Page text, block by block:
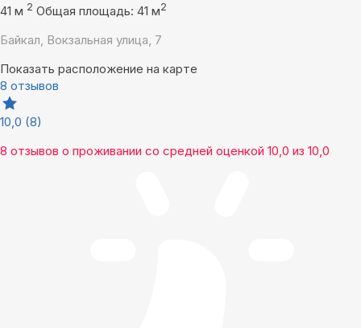
41 м 2 Общая площадь: 41 м2
Байкал, Вокзальная улица, 7
Показать расположение на карте
8 отзывов
10,0 (8)
8 отзывов о проживании со средней оценкой 10,0 из 10,0